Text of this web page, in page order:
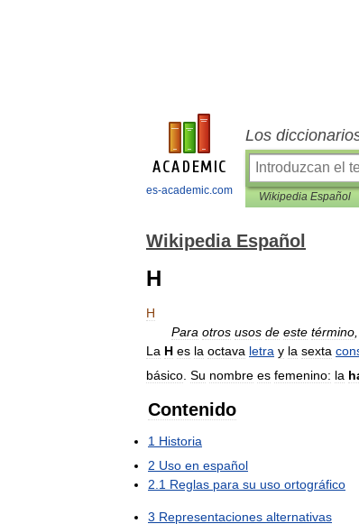
es-academic.com
Los
Wikipedia Español
Wikipedia Español
H
H
Para otros usos de este término
La H es la octava letra y la sexta
básico Su nombre es femenino: la
Contenido
1 Historia
2 Uso en español
2 1 Reglas para su uso ortográfico
3 Representaciones alternativas